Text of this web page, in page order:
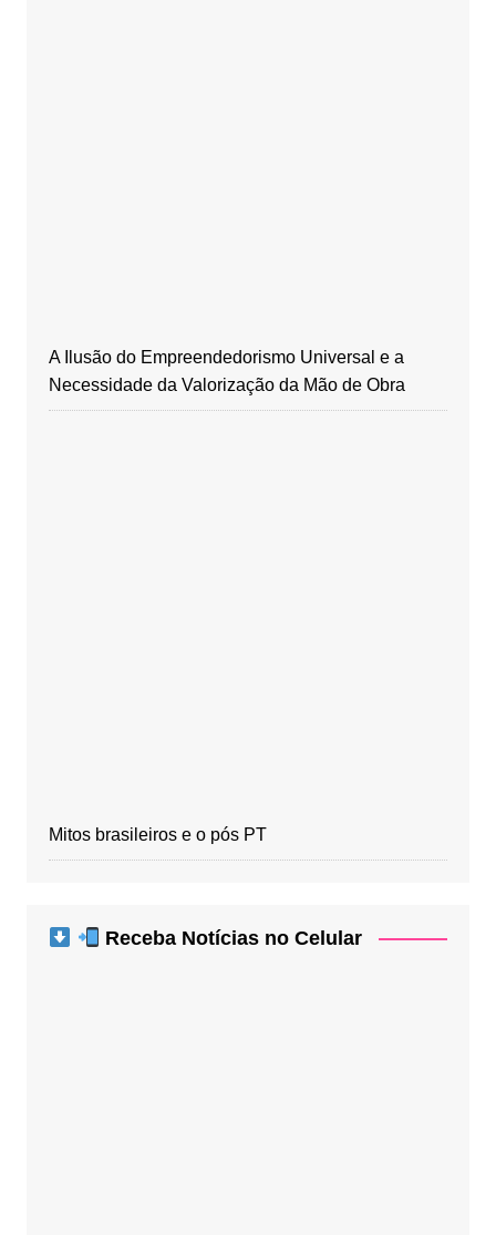
A Ilusão do Empreendedorismo Universal e a
Necessidade da Valorização da Mão de Obra
Mitos brasileiros e o pós PT
Receba Notícias no Celular